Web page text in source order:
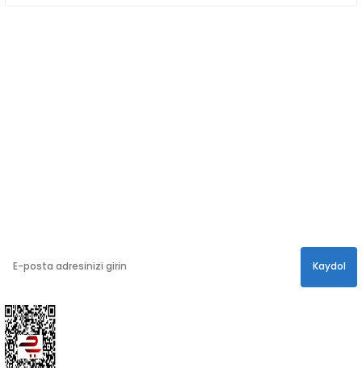
Kaydol